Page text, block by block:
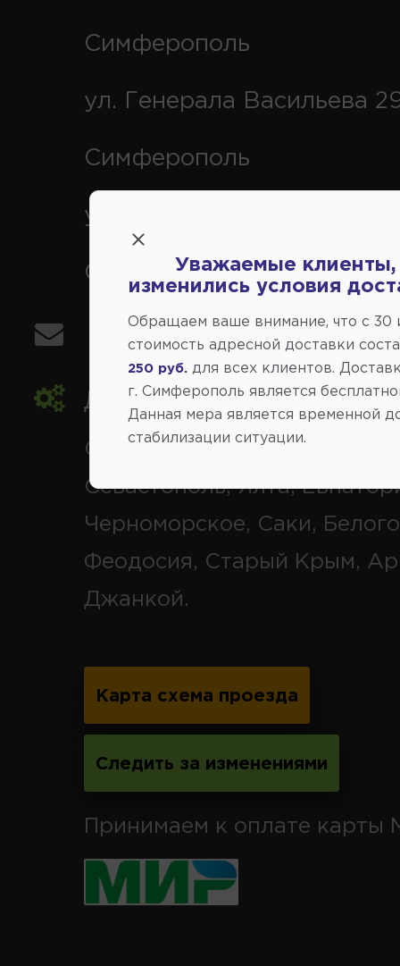
Симферополь
ул. Генерала Васильева
Симферополь
ул. Кубанская 9, г.
Симферополь
info@avtovse.com.ru
Доставка автозапчастей,
Симферополь и районы,
Севастополь, Ялта,
Черноморское, Саки,
Феодосия, Старый Крым,
Джанкой.
Карта схема проезда
Следить за изменениями
Принимаем к оплате карты
Уважаемые клиенты,
изменились условия
Обращаем ваше внимание, что c 30
стоимость адресной доставки
250 руб. для всех клиентов.
г. Симферополь является
Данная мера является временной
стабилизации ситуации.